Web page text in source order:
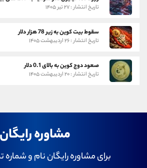
تاریخ انتشار : ۲۷ تیر ۱۴۰۵
سقوط بیت کوین به زیر 78 هزار دلار
تاریخ انتشار : ۲۶ اردیبهشت ۱۴۰۵
صعود دوج کوین به بالای 0.1 دلار
تاریخ انتشار : ۲۰ اردیبهشت ۱۴۰۵
مشاوره رایگان
برای مشاوره رایگان نام و شماره